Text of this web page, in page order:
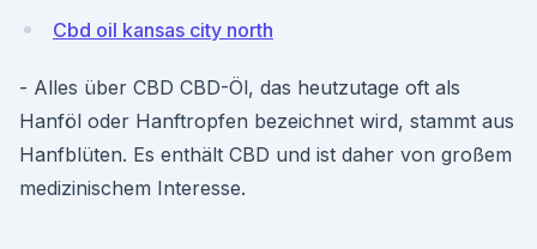
Cbd oil kansas city north
- Alles über CBD CBD-Öl, das heutzutage oft als
Hanföl oder Hanftropfen bezeichnet wird, stammt aus
Hanfblüten. Es enthält CBD und ist daher von großem
medizinischem Interesse.